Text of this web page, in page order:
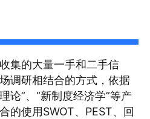
集的大量一手和二手信
调研相结合的方式，依据
论”、“新制度经济学”等产
的使用SWOT、PEST、回